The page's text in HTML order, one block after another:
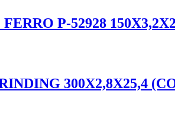
P-52928
300X2,8X25,4